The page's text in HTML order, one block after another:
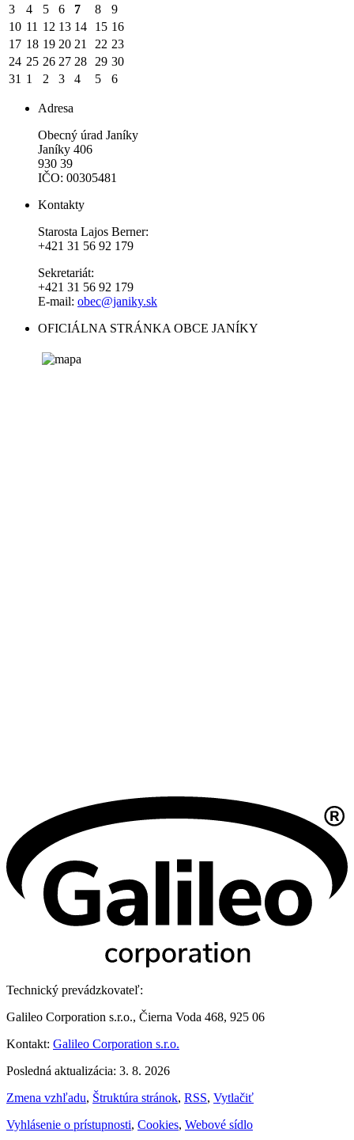
3
4 5 6 7 8
9
10 11 12 13 14 15 16
17 18 19 20 21 22 23
24 25 26 27 28 29 30
31 1 2 3 4 5 6
Adresa
Obecný úrad Janíky
Janíky 406
930 39
IČO: 00305481
Kontakty
Starosta Lajos Berner:
+421 31 56 92 179
Sekretariát:
+421 31 56 92 179
E-mail: obec@janiky.sk
OFICIÁLNA STRÁNKA OBCE JANÍKY
Technický prevádzkovateľ:
Galileo Corporation s.r.o., Čierna Voda 468, 925 06
Kontakt: Galileo Corporation s.r.o.
Posledná aktualizácia: 3. 8. 2026
Zmena vzhľadu, Štruktúra stránok, RSS, Vytlačiť
Vyhlásenie o prístupnosti, Cookies, Webové sídlo